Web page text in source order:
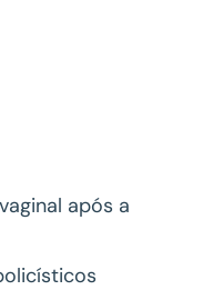
após a